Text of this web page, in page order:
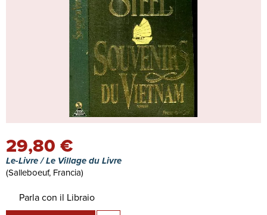
29,80 €
Le-Livre / Le Village du Livre
(Salleboeuf, Francia)
Parla con il Libraio